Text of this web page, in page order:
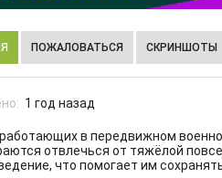
ПОЖАЛОВАТЬСЯ СКРИНШОТЫ
1 год назад
в передвижном
отвлечься от тяжёлой
что помогает им